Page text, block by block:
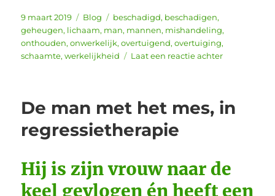
Geplaatst
op
9 maart 2019 Categorieën
Blog Tags
beschadigd, beschadigen,
geheugen, lichaam, man, mannen, mishandeling,
onthouden,onwerkelijk,overtuigend,overtuiging,
schaamte,werkelijkheid Laat een reactie achterop
De man met het mes, in
regressietherapie
Hij is zijn vrouw naar de
keel gevlogen én heeft een